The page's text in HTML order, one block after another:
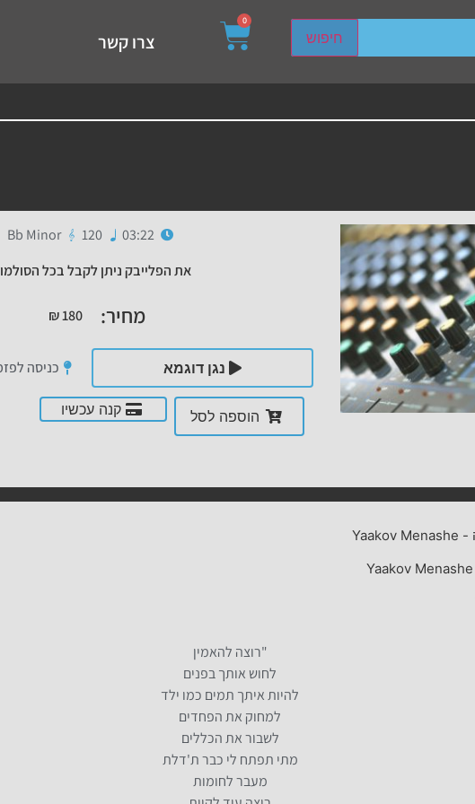
חיפוש
to go to the desired page. Touch device users, explore by
0
צרו קשר
03:22
120
Bb Minor
את הפלייבק ניתן לקבל בכל
מחיר: ₪180
נגן דוגמא כניסה
הוספה לסל קנה עכשיו
-
Yaakov Menashe
Yaakov Menashe
"רוצה להאמין
לחוש אותך בפנים
להיות איתך תמים כמו ילד
למחוק את הפחדים
לשבור את הכללים
מתי תפתח לי כבר ת'דלת
מעבר לחומות